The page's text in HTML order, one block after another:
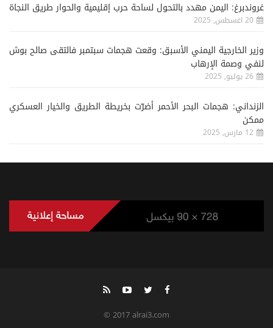
غروندبرغ: اليمن مهدد بالتحول لساحة حرب إقليمية والحوار طريق النجاة
20 اغسطس, 2025
وزير الخارجية اليمني الأسبق: وقعت هجمات سبتمبر فالتقى صالح بوش
لنفي وصمة الإرهاب
26 يوليو, 2025
الزنداني: هجمات البحر الأحمر أضرّت بخريطة الطريق والخيار العسكري
ممكن
12 مارس, 2025
© 2017 alrai3.com